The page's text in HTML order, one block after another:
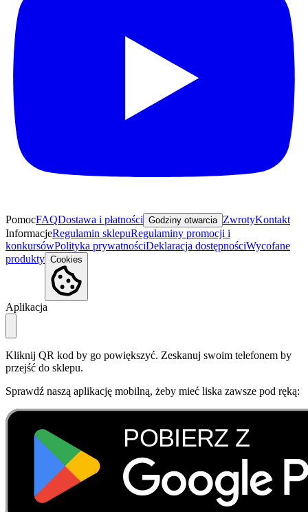
PomocFAQDostawa i płatności Godziny otwarcia ZwrotyKontakt
InformacjeRegulamin sklepuRegulaminy promocji i
konkursówPolityka prywatnościDeklaracja dostępnościWycofane
produkty Cookies
Aplikacja
Kliknij QR kod by go powiększyć. Zeskanuj swoim telefonem by
przejść do sklepu.
Sprawdź naszą aplikację mobilną, żeby mieć liska zawsze pod ręką: